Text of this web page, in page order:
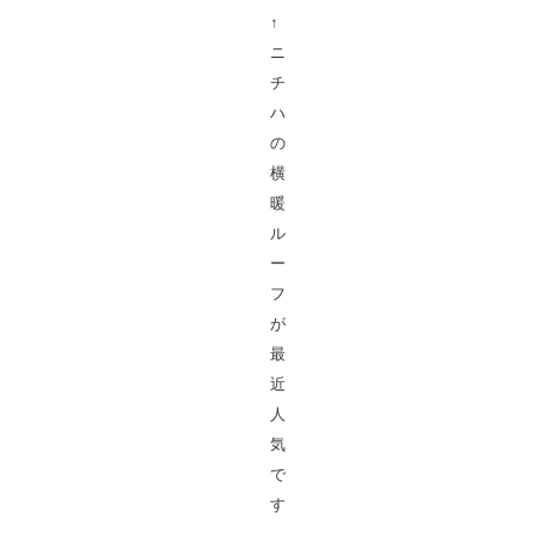
↑
ニ
チ
ハ
の
横
暖
ル
ー
フ
が
最
近
人
気
で
す